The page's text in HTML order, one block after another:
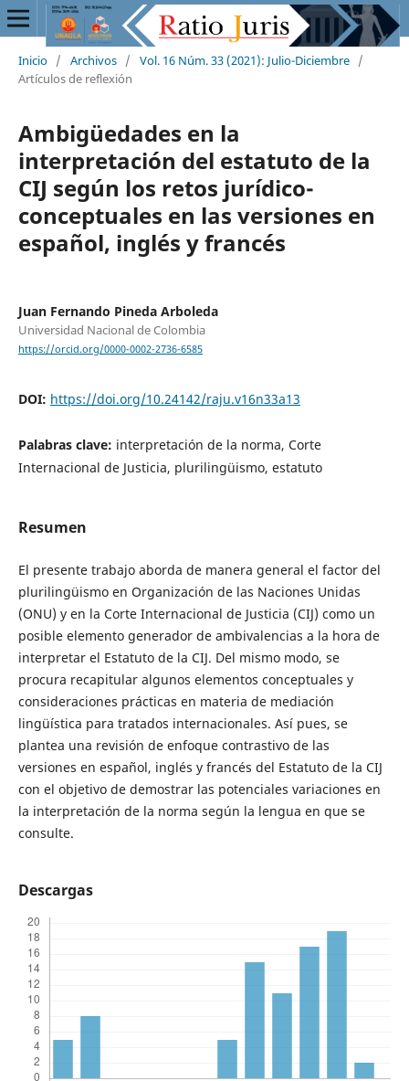
Inicio / Archivos / Vol. 16 Núm. 33 (2021): Julio-Diciembre /
Artículos de reflexión
Ambigüedades en la
interpretación del estatuto de la
CIJ según los retos jurídico-
conceptuales en las versiones en
español, inglés y francés
Juan Fernando Pineda Arboleda
Universidad Nacional de Colombia
https://orcid.org/0000-0002-2736-6585
DOI: https://doi.org/10.24142/raju.v16n33a13
Palabras clave: interpretación de la norma, Corte
Internacional de Justicia, plurilingüismo, estatuto
Resumen
El presente trabajo aborda de manera general el factor del
plurilingüismo en Organización de las Naciones Unidas
(ONU) y en la Corte Internacional de Justicia (CIJ) como un
posible elemento generador de ambivalencias a la hora de
interpretar el Estatuto de la CIJ. Del mismo modo, se
procura recapitular algunos elementos conceptuales y
consideraciones prácticas en materia de mediación
lingüística para tratados internacionales. Así pues, se
plantea una revisión de enfoque contrastivo de las
versiones en español, inglés y francés del Estatuto de la CIJ
con el objetivo de demostrar las potenciales variaciones en
la interpretación de la norma según la lengua en que se
consulte.
Descargas